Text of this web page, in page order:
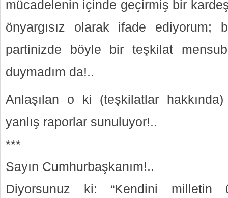
mücadelenin içinde geçirmiş bir
önyargısız olarak ifade ediyorum;
partinizde böyle bir teşkilat
duymadım da!..
Anlaşılan o ki (teşkilatlar
yanlış raporlar sunuluyor!..
***
Sayın Cumhurbaşkanım!..
Diyorsunuz ki: “Kendini milletin